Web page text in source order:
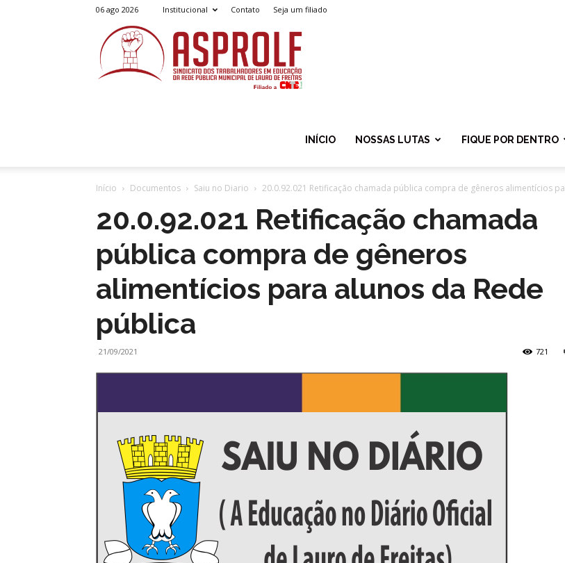
06 ago 2026 Institucional Contato Seja um filiado
INÍCIO NOSSAS LUTAS FIQUE POR DENTRO
Início Documentos Saiu no Diario 20.0.92.021 Retificação chamada pública compra de gêneros alimentícios
20.0.92.021 Retificação chamada
pública compra de gêneros
alimentícios para alunos da Rede
pública
21/09/2021 721